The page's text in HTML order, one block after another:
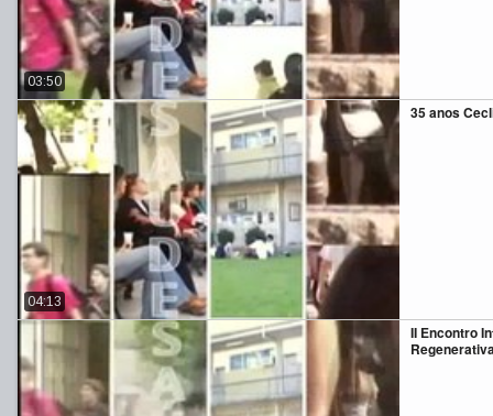
03:50
35 anos
04:13
II Encontro